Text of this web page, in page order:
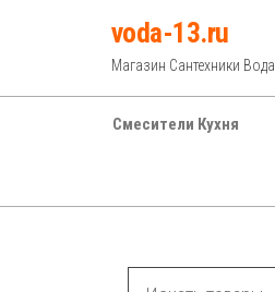
voda-13.ru
Магазин Сантехники Вода
Смесители Кухня